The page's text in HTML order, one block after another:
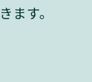
ます。